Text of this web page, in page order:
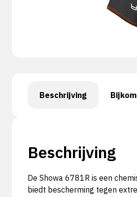
Beschrijving
Beschrijving
De Showa 6781R is een
biedt bescherming tegen